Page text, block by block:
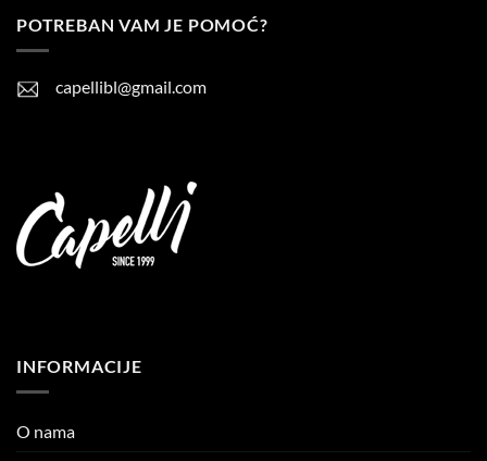
POTREBAN VAM JE POMOĆ?
capellibl@gmail.com
INFORMACIJE
O nama